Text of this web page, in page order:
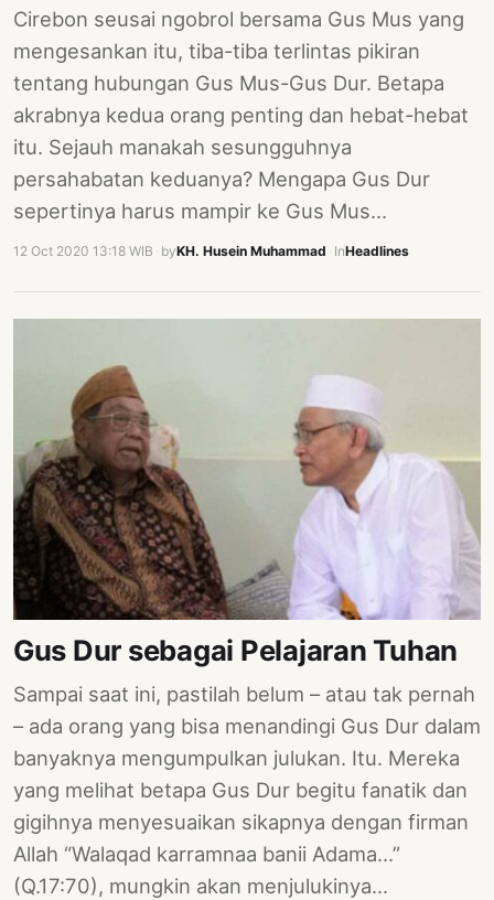
Cirebon seusai ngobrol bersama Gus Mus yang
mengesankan itu, tiba-tiba terlintas pikiran
tentang hubungan Gus Mus-Gus Dur. Betapa
akrabnya kedua orang penting dan hebat-hebat
itu. Sejauh manakah sesungguhnya
persahabatan keduanya? Mengapa Gus Dur
sepertinya harus mampir ke Gus Mus…
12 Oct 2020 13:18 WIB byKH. Husein Muhammad InHeadlines
Gus Dur sebagai Pelajaran Tuhan
Sampai saat ini, pastilah belum – atau tak pernah
– ada orang yang bisa menandingi Gus Dur dalam
banyaknya mengumpulkan julukan. Itu. Mereka
yang melihat betapa Gus Dur begitu fanatik dan
gigihnya menyesuaikan sikapnya dengan firman
Allah “Walaqad karramnaa banii Adama…”
(Q.17:70), mungkin akan menjulukinya…